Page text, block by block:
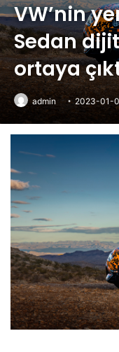
VW’nin
Sedan
ortaya
admin 2023-01-